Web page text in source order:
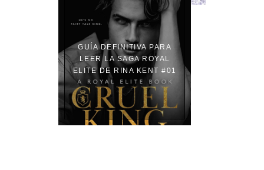
GUÍA DEFINITIVA PARA
LEER LA SAGA ROYAL
ELITE DE RINA KENT #01